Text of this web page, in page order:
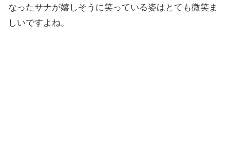
なったサナが嬉しそうに笑っている姿はとても微笑ま
しいですよね。